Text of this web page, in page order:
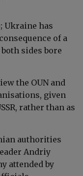
Ukraine has
of a
sides bore
the OUN and
given
rather than as
authorities
Andriy
attended by